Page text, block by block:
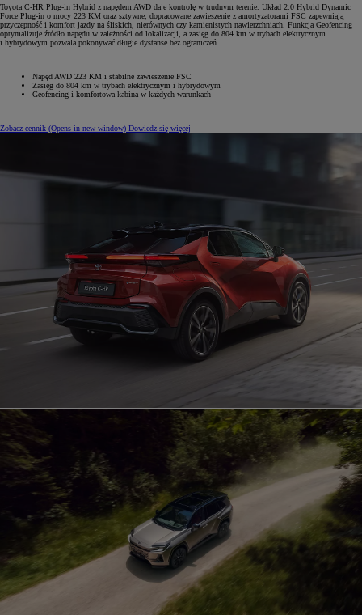
Toyota C-HR Plug-in Hybrid z napędem AWD daje kontrolę w trudnym terenie. Układ 2.0 Hybrid Dynamic
Force Plug-in o mocy 223 KM oraz sztywne, dopracowane zawieszenie z amortyzatorami FSC zapewniają
przyczepność i komfort jazdy na śliskich, nierównych czy kamienistych nawierzchniach. Funkcja Geofencing
optymalizuje źródło napędu w zależności od lokalizacji, a zasięg do 804 km w trybach elektrycznym
i hybrydowym pozwala pokonywać długie dystanse bez ograniczeń.
Napęd AWD 223 KM i stabilne zawieszenie FSC
Zasięg do 804 km w trybach elektrycznym i hybrydowym
Geofencing i komfortowa kabina w każdych warunkach
Zobacz cennik (Opens in new window) Dowiedz się więcej